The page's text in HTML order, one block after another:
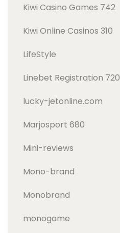
Kiwi Casino Games 742
Kiwi Online Casinos 310
LifeStyle
Linebet Registration 720
lucky-jetonline.com
Marjosport 680
Mini-reviews
Mono-brand
Monobrand
monogame